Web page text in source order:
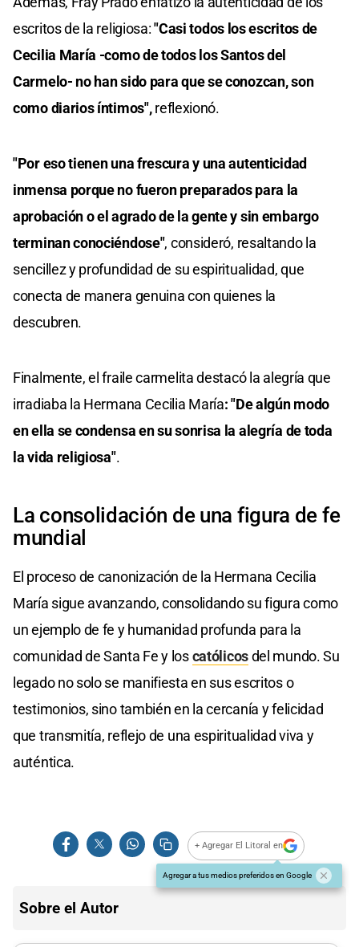
escritos de la religiosa:"Casi todos los escritos de
Cecilia María -como de todos los Santos del
Carmelo- no han sido para que se conozcan, son
como diarios íntimos",reflexionó.
"Por eso tienen una frescura y una autenticidad
inmensa porque no fueron preparados para la
aprobación o el agrado de la gente y sin embargo
terminan conociéndose", consideró, resaltando la
sencillez y profundidad de su espiritualidad, que
conecta de manera genuina con quienes la
descubren.
Finalmente, el fraile carmelita destacó la alegría que
irradiaba la Hermana Cecilia María: "De algún modo
en ella se condensa en su sonrisa la alegría de toda
la vida religiosa".
La consolidación de una figura de fe
mundial
El proceso de canonización de la Hermana Cecilia
María sigue avanzando, consolidando su figura como
un ejemplo de fe y humanidad profunda para la
comunidad de Santa Fe y loscatólicosdel mundo. Su
legado no solo se manifiesta en sus escritos o
testimonios, sino también en la cercanía y felicidad
que transmitía, reflejo de una espiritualidad viva y
auténtica.
+ Agregar El Litoral en
Agregar a tus medios preferidos en Google
Sobre el Autor